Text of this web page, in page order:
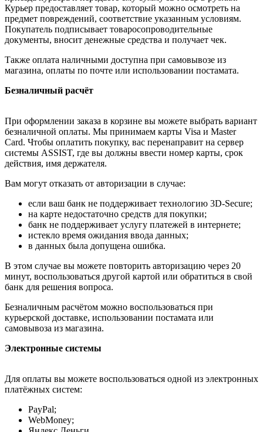
Курьер предоставляет товар, который можно осмотреть на
предмет повреждений, соответствие указанным условиям.
Покупатель подписывает товаросопроводительные
документы, вносит денежные средства и получает чек.
Также оплата наличными доступна при самовывозе из
магазина, оплаты по почте или использовании постамата.
Безналичный расчёт
При оформлении заказа в корзине вы можете выбрать вариант
безналичной оплаты. Мы принимаем карты Visa и Master
Card. Чтобы оплатить покупку, вас перенаправит на сервер
системы ASSIST, где вы должны ввести номер карты, срок
действия, имя держателя.
Вам могут отказать от авторизации в случае:
если ваш банк не поддерживает технологию 3D-Secure;
на карте недостаточно средств для покупки;
банк не поддерживает услугу платежей в интернете;
истекло время ожидания ввода данных;
в данных была допущена ошибка.
В этом случае вы можете повторить авторизацию через 20
минут, воспользоваться другой картой или обратиться в свой
банк для решения вопроса.
Безналичным расчётом можно воспользоваться при
курьерской доставке, использовании постамата или
самовывоза из магазина.
Электронные системы
Для оплаты вы можете воспользоваться одной из электронных
платёжных систем:
PayPal;
WebMoney;